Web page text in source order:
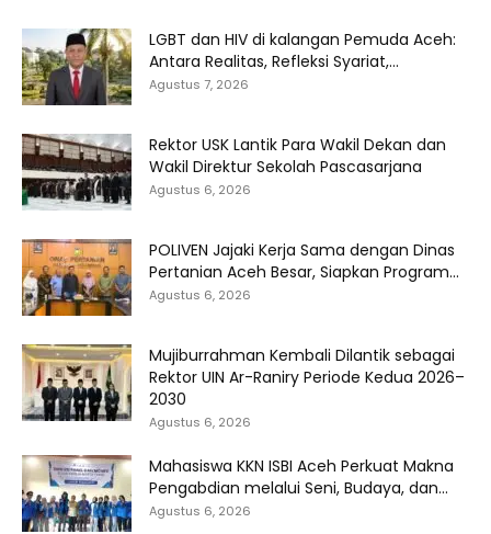
LGBT dan HIV di kalangan Pemuda Aceh:
Antara Realitas, Refleksi Syariat,...
Agustus 7, 2026
Rektor USK Lantik Para Wakil Dekan dan
Wakil Direktur Sekolah Pascasarjana
Agustus 6, 2026
POLIVEN Jajaki Kerja Sama dengan Dinas
Pertanian Aceh Besar, Siapkan Program...
Agustus 6, 2026
Mujiburrahman Kembali Dilantik sebagai
Rektor UIN Ar-Raniry Periode Kedua 2026–
2030
Agustus 6, 2026
Mahasiswa KKN ISBI Aceh Perkuat Makna
Pengabdian melalui Seni, Budaya, dan...
Agustus 6, 2026